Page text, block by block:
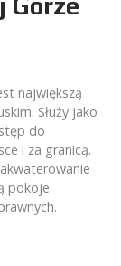
największą
Służy jako
do
i za granicą.
pokoje